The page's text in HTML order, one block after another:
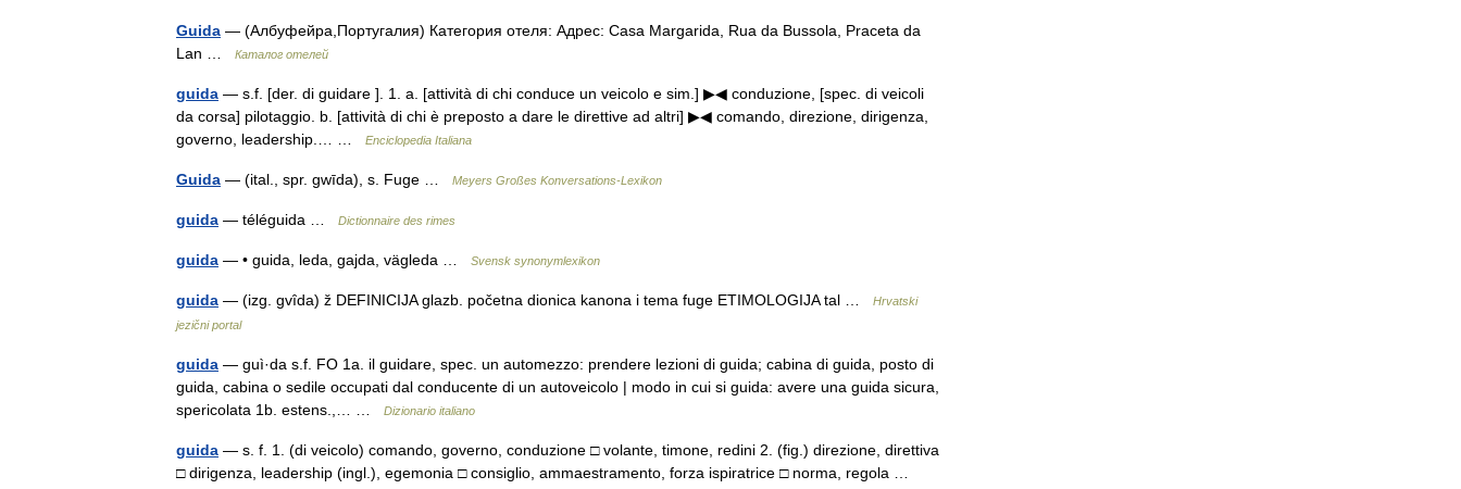
Guida — (Албуфейра,Португалия) Категория отеля: Адрес: Casa Margarida, Rua da Bussola, Praceta da
Lan …
Каталог отелей
guida — s.f. [der. di guidare ]. 1. a. [attività di chi conduce un veicolo e sim.] ▶◀ conduzione, [spec. di veicoli
da corsa] pilotaggio. b. [attività di chi è preposto a dare le direttive ad altri] ▶◀ comando, direzione, dirigenza,
governo, leadership.… …
Enciclopedia Italiana
Guida — (ital., spr. gwīda), s. Fuge … Meyers Großes Konversations-Lexikon
guida — téléguida … Dictionnaire des rimes
guida — • guida, leda, gajda, vägleda … Svensk synonymlexikon
guida — (izg. gvȋda) ž DEFINICIJA glazb. početna dionica kanona i tema fuge ETIMOLOGIJA tal …
Hrvatski
jezični portal
guida — guì·da s.f. FO 1a. il guidare, spec. un automezzo: prendere lezioni di guida; cabina di guida, posto di
guida, cabina o sedile occupati dal conducente di un autoveicolo | modo in cui si guida: avere una guida sicura,
spericolata 1b. estens.,… …
Dizionario italiano
guida — s. f. 1. (di veicolo) comando, governo, conduzione □ volante, timone, redini 2. (fig.) direzione, direttiva
□ dirigenza, leadership (ingl.), egemonia □ consiglio, ammaestramento, forza ispiratrice □ norma, regola …